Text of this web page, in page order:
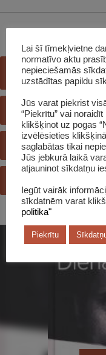
E-
Lai šī tīmekļvietne
normatīvo aktu
nepieciešamās
uzstādītas papildu
Jūs varat piekrist
“Piekrītu” vai
klikšķinot uz pogas
izvēlēsieties
saglabātas tikai
Jūs jebkurā laikā
atjauninot sīkdatņu
Iegūt vairāk
sīkdatnēm varat
politika"
Piekrītu